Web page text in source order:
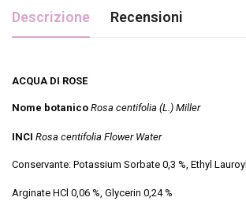
Descrizione Recensioni
ACQUA DI ROSE
Nome botanico Rosa centifolia (L.) Miller
INCI Rosa centifolia Flower Water
Conservante: Potassium Sorbate 0,3 %, Ethyl Lauroyl
Arginate HCl 0,06 %, Glycerin 0,24 %